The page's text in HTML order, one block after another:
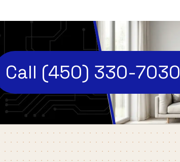
,
Call (450) 330-7030